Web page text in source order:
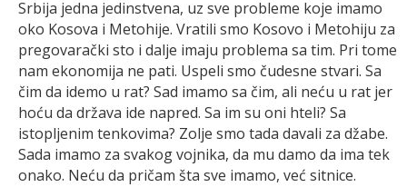
Srbija jedna jedinstvena, uz sve probleme koje imamo
oko Kosova i Metohije. Vratili smo Kosovo i Metohiju za
pregovarački sto i dalje imaju problema sa tim. Pri tome
nam ekonomija ne pati. Uspeli smo čudesne stvari. Sa
čim da idemo u rat? Sad imamo sa čim, ali neću u rat jer
hoću da država ide napred. Sa im su oni hteli? Sa
istopljenim tenkovima? Zolje smo tada davali za džabe.
Sada imamo za svakog vojnika, da mu damo da ima tek
onako. Neću da pričam šta sve imamo, već sitnice.